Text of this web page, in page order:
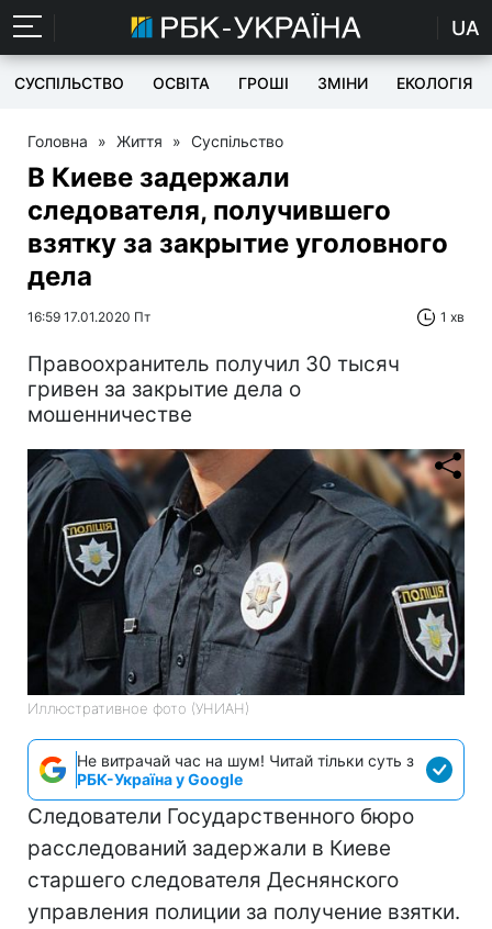
UA
СУСПІЛЬСТВО ОСВІТА ГРОШІ ЗМІНИ ЕКОЛОГІЯ
Головна » Життя » Суспільство
В Киеве задержали
следователя, получившего
взятку за закрытие уголовного
дела
16:59 17.01.2020 Пт 1 хв
Правоохранитель получил 30 тысяч
гривен за закрытие дела о
мошенничестве
Иллюстративное фото (УНИАН)
Не витрачай час на шум! Читай тільки суть з
РБК-Україна у Google
Следователи Государственного бюро
расследований задержали в Киеве
старшего следователя Деснянского
управления полиции за получение взятки.